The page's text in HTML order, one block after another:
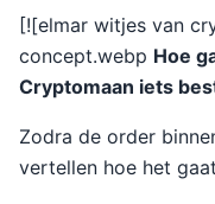
[![elmar witjes van
concept.webp Hoe
Cryptomaan iets
Zodra de order
vertellen hoe het